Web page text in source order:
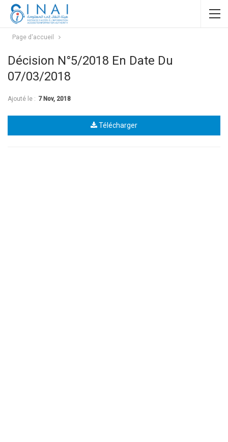
Page d'accueil
Décision N°5/2018 En Date Du
07/03/2018
Ajouté le : 7 Nov, 2018
Télécharger